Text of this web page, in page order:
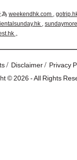
為 weekendhk.com ,
,
。
/ Disclaimer/ Privacy
© 2026 - All Rights